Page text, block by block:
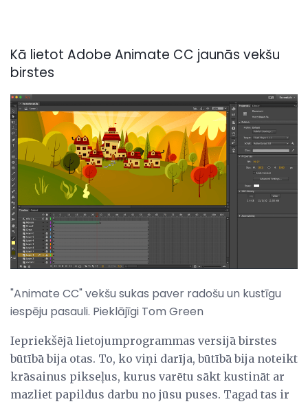
Kā lietot Adobe Animate CC jaunās vekšu
birstes
"Animate CC" vekšu sukas paver radošu un kustīgu
iespēju pasauli. Pieklājīgi Tom Green
Iepriekšējā lietojumprogrammas versijā birstes
būtībā bija otas. To, ko viņi darīja, būtībā bija noteikt
krāsainus pikseļus, kurus varētu sākt kustināt ar
mazliet papildus darbu no jūsu puses. Tagad tas ir